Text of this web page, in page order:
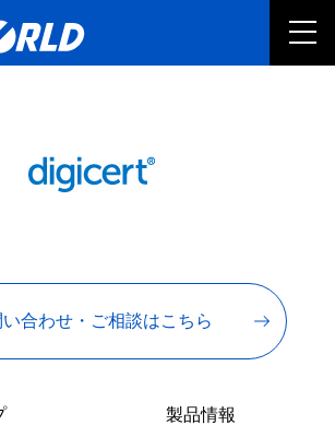
い合わせ・ご相談はこちら
製品情報